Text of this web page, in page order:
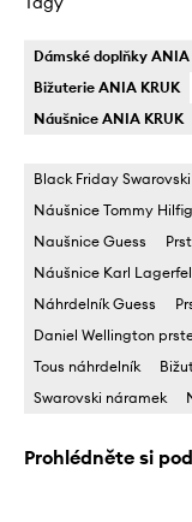
Dámské doplňky ANIA
Bižuterie ANIA KRUK
Náušnice ANIA KRUK
Black Friday Swarovski
Náušnice Tommy
Naušnice Guess
Náušnice Karl
Náhrdelník Guess
Daniel Wellington
Tous náhrdelník
Swarovski náramek
Prohlédněte si